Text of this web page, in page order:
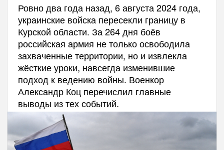
Ровно два года назад, 6 августа 2024 года,
украинские войска пересекли границу в
Курской области. За 264 дня боёв
российская армия не только освободила
захваченные территории, но и извлекла
жёсткие уроки, навсегда изменившие
подход к ведению войны. Военкор
Александр Коц перечислил главные
выводы из тех событий.